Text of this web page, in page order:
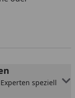
speziell